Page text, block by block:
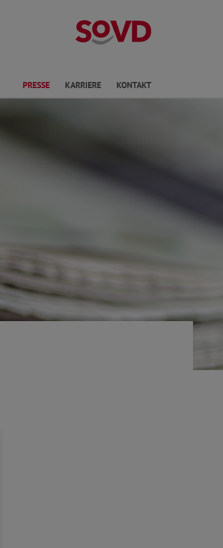
PRESSE KARRIERE KONTAKT